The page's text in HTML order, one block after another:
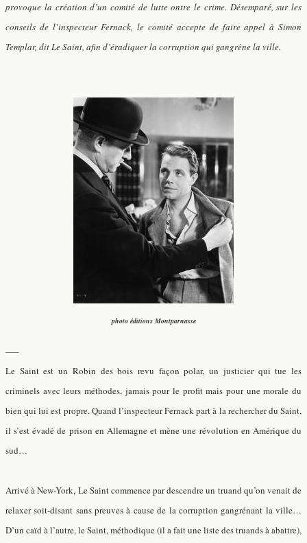
provoque la création d’un comité de lutte ontre le crime. Désemparé, sur les
conseils de l’inspecteur Fernack, le comité accepte de faire appel à Simon
Templar, dit Le Saint, afin d’éradiquer la corruption qui gangrène la ville.
photo éditions Montparnasse
—–
Le Saint est un Robin des bois revu façon polar, un justicier qui tue les
criminels avec leurs méthodes, jamais pour le profit mais pour une morale du
bien qui lui est propre. Quand l’inspecteur Fernack part à la rechercher du Saint,
il s’est évadé de prison en Allemagne et mène une révolution en Amérique du
sud…
Arrivé à New-York, Le Saint commence par descendre un truand qu’on venait de
relaxer soit-disant sans preuves à cause de la corruption gangrénant la ville…
D’un caïd à l’autre, le Saint, méthodique (il a fait une liste des truands à abattre),